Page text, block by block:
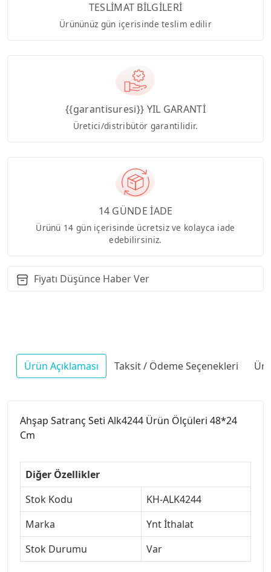
TESLİMAT BİLGİLERİ
Ürününüz gün içerisinde teslim edilir
{{garantisuresi}} YIL GARANTİ
Üretici/distribütör garantilidir.
14 GÜNDE İADE
Ürünü 14 gün içerisinde ücretsiz ve kolayca iade
edebilirsiniz.
Fiyatı Düşünce Haber Ver
Ürün Açıklaması Taksit / Ödeme Seçenekleri
Ahşap Satranç Seti Alk4244 Ürün Ölçüleri 48*24
Cm
Diğer Özellikler
Stok Kodu
KH-ALK4244
Marka
Ynt İthalat
Stok Durumu
Var